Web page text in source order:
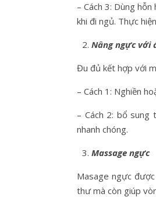
– Cách 3: Dùng
khi đi ngủ. Thực
Nâng ngực với
Đu đủ kết hợp với
– Cách 1: Nghiền
– Cách 2: bổ sung
nhanh chóng.
Massage ngực
Masage ngực
thư mà còn giúp